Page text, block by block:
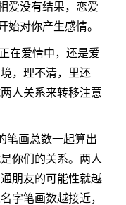
爱没有结果，恋爱
始对你产生感情。
在爱情中，还是爱
，理不清，里还
人关系来转移注意
笔画总数一起算出
你们的关系。两人
朋友的可能性就越
字笔画数越接近，